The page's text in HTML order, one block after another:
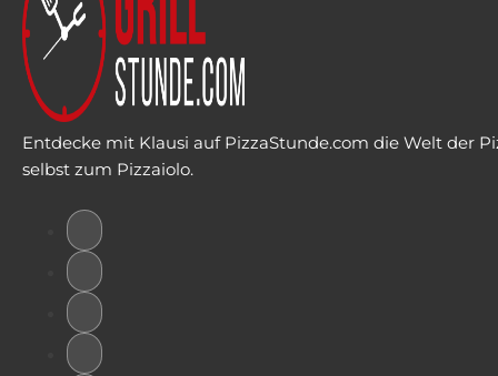
Entdecke mit Klausi auf PizzaStunde.com die Welt der
selbst zum Pizzaiolo.